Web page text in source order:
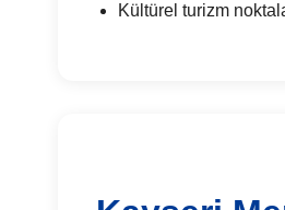
Kültürel turizm